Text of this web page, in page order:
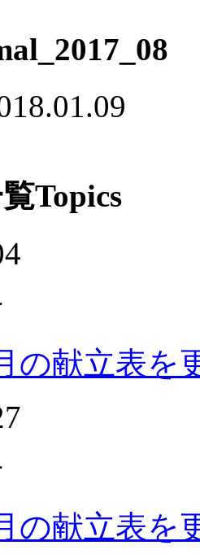
Topics
の献立表を
の献立表を